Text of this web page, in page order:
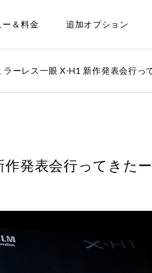
＆料金 追加オプション
ラーレス一眼 X-H1 新作発表会行っ
発表会行ってきたー